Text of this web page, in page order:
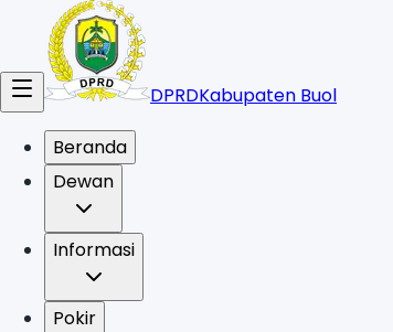
DPRDKabupaten Buol
Beranda
Dewan
Informasi
Pokir